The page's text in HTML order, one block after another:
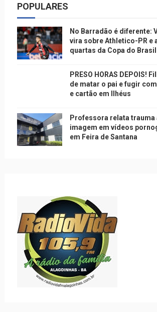
POPULARES
No Barradão é diferente:
vira sobre Athletico-PR e
quartas da Copa do Brasil
PRESO HORAS DEPOIS!
de matar o pai e fugir
e cartão em Ilhéus
Professora relata trauma
imagem em vídeos
em Feira de Santana